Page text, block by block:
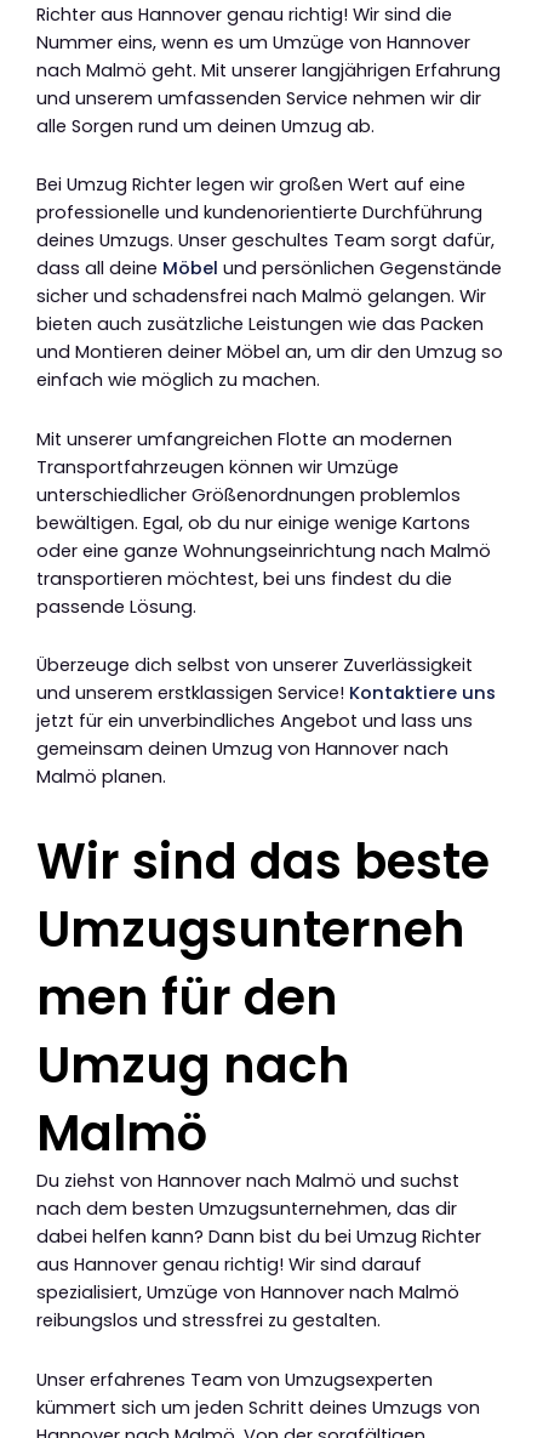
Richter aus Hannover genau richtig! Wir sind die
Nummer eins, wenn es um Umzüge von Hannover
nach Malmö geht. Mit unserer langjährigen Erfahrung
und unserem umfassenden Service nehmen wir dir
alle Sorgen rund um deinen Umzug ab.
Bei Umzug Richter legen wir großen Wert auf eine
professionelle und kundenorientierte Durchführung
deines Umzugs. Unser geschultes Team sorgt dafür,
dass all deine Möbel und persönlichen Gegenstände
sicher und schadensfrei nach Malmö gelangen. Wir
bieten auch zusätzliche Leistungen wie das Packen
und Montieren deiner Möbel an, um dir den Umzug so
einfach wie möglich zu machen.
Mit unserer umfangreichen Flotte an modernen
Transportfahrzeugen können wir Umzüge
unterschiedlicher Größenordnungen problemlos
bewältigen. Egal, ob du nur einige wenige Kartons
oder eine ganze Wohnungseinrichtung nach Malmö
transportieren möchtest, bei uns findest du die
passende Lösung.
Überzeuge dich selbst von unserer Zuverlässigkeit
und unserem erstklassigen Service! Kontaktiere uns
jetzt für ein unverbindliches Angebot und lass uns
gemeinsam deinen Umzug von Hannover nach
Malmö planen.
Wir sind das beste
Umzugsunterneh
men für den
Umzug nach
Malmö
Du ziehst von Hannover nach Malmö und suchst
nach dem besten Umzugsunternehmen, das dir
dabei helfen kann? Dann bist du bei Umzug Richter
aus Hannover genau richtig! Wir sind darauf
spezialisiert, Umzüge von Hannover nach Malmö
reibungslos und stressfrei zu gestalten.
Unser erfahrenes Team von Umzugsexperten
kümmert sich um jeden Schritt deines Umzugs von